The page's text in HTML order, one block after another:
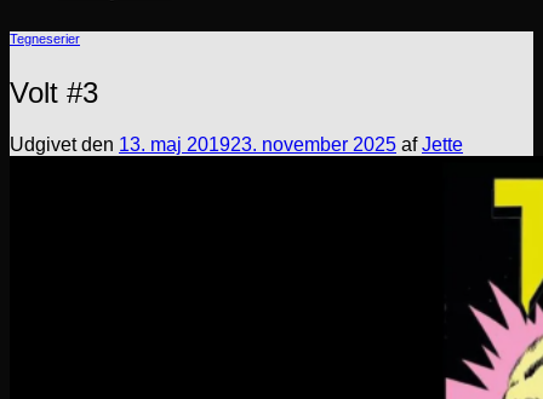
Tegneserier
Volt #3
Udgivet den 13. maj 201923. november 2025 afJette